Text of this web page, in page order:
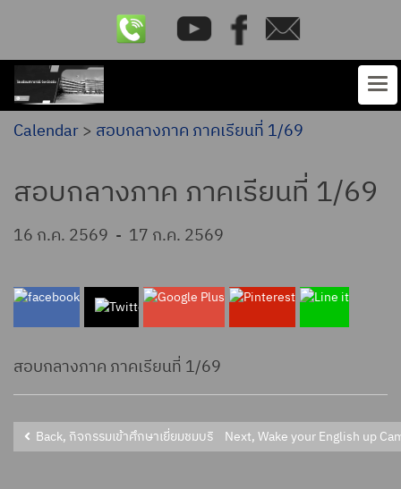
Calendar> สอบกลางภาค ภาคเรียนที่ 1/69
สอบกลางภาค ภาคเรียนที่ 1/69
16 ก.ค. 2569 - 17 ก.ค. 2569
สอบกลางภาค ภาคเรียนที่ 1/69
Back, กิจกรรมเข้าศึกษาเยี่ยมชมบริษัทศรีตรังโกลฟส์ (ประเทศไทย) จำ
Next, Wake your English up